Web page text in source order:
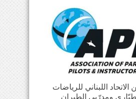
الاتحاد اللبناني للرياضات
طيّاري ومدرّبي الطيران